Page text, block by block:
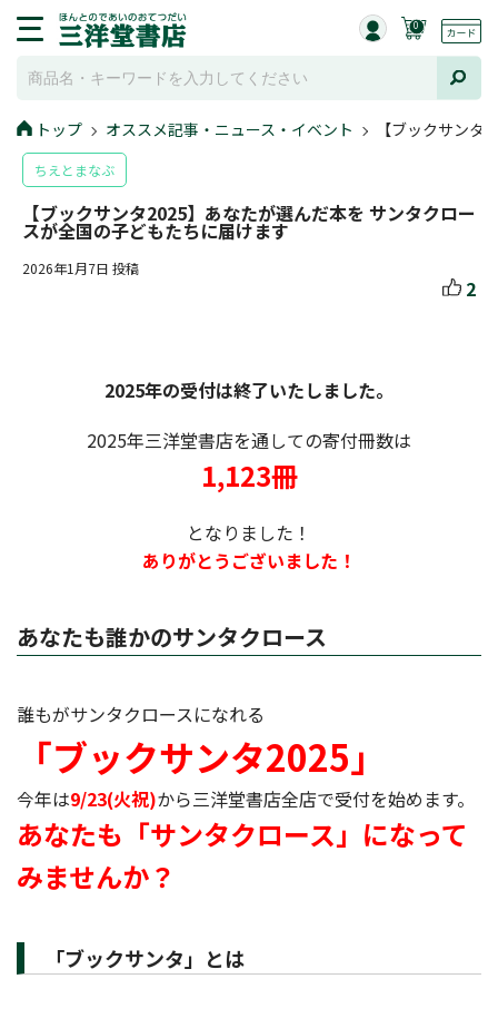
0
トップ オススメ記事・ニュース・イベント 【ブックサン
ちえとまなぶ
【ブックサンタ2025】あなたが選んだ本を サンタクロー
スが全国の子どもたちに届けます
2026年1月7日 投稿
2
2025年の受付は終了いたしました。
2025年三洋堂書店を通しての寄付冊数は
1,123冊
となりました！
ありがとうございました！
あなたも誰かのサンタクロース
誰もがサンタクロースになれる
「ブックサンタ2025」
今年は9/23(火祝)から三洋堂書店全店で受付を始めます。
あなたも「サンタクロース」になって
みませんか？
「ブックサンタ」とは